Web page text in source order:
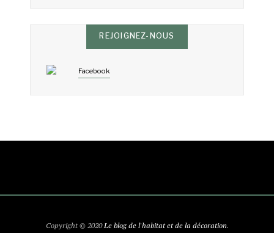
REJOIGNEZ-NOUS
Facebook
Copyright © 2020Le blog de l'habitat et de la décoration.